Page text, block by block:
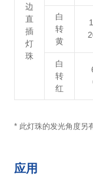
边
直
插
灯
珠
白
转
黄
白
转
红
* 此灯珠的发光角度另
应用